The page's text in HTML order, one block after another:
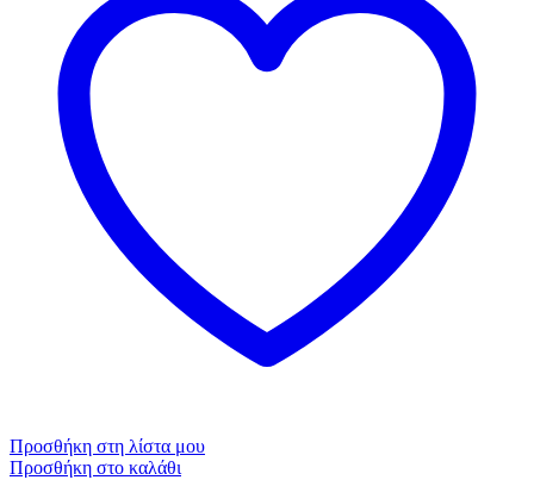
Προσθήκη στη λίστα μου
Προσθήκη στο καλάθι